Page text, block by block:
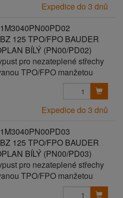
Expedice do 3 dnů
125 TPO/FPO BAUDER
BÍLÝ (PN00/PD02)
pro nezateplené střechy
TPO/FPO manžetou
Expedice do 3 dnů
125 TPO/FPO BAUDER
BÍLÝ (PN00/PD03)
pro nezateplené střechy
TPO/FPO manžetou